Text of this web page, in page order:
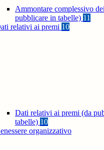
Ammontare complessivo
pubblicare in tabelle) 11
relativi ai premi 10
Dati relativi ai premi (da
tabelle) 10
organizzativo